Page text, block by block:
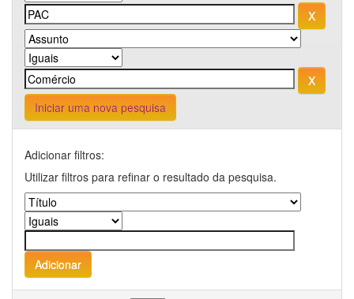
Iniciar uma nova pesquisa
Adicionar filtros:
Utilizar filtros para refinar o resultado da pesquisa.